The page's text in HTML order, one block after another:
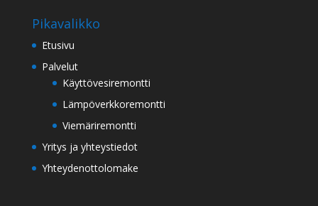
Pikavalikko
Etusivu
Palvelut
Käyttövesiremontti
Lämpöverkkoremontti
Viemäriremontti
Yritys ja yhteystiedot
Yhteydenottolomake